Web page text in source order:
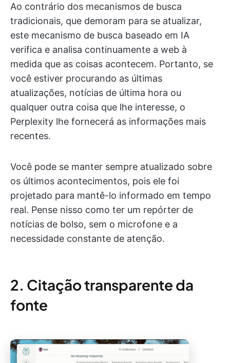
Ao contrário dos mecanismos de busca
tradicionais, que demoram para se atualizar,
este mecanismo de busca baseado em IA
verifica e analisa continuamente a web à
medida que as coisas acontecem. Portanto, se
você estiver procurando as últimas
atualizações, notícias de última hora ou
qualquer outra coisa que lhe interesse, o
Perplexity lhe fornecerá as informações mais
recentes.
Você pode se manter sempre atualizado sobre
os últimos acontecimentos, pois ele foi
projetado para mantê-lo informado em tempo
real. Pense nisso como ter um repórter de
notícias de bolso, sem o microfone e a
necessidade constante de atenção.
2. Citação transparente da
fonte